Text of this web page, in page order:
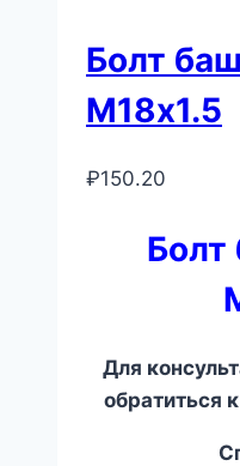
Болт
М18х1.5
₽150.20
Для
обратиться